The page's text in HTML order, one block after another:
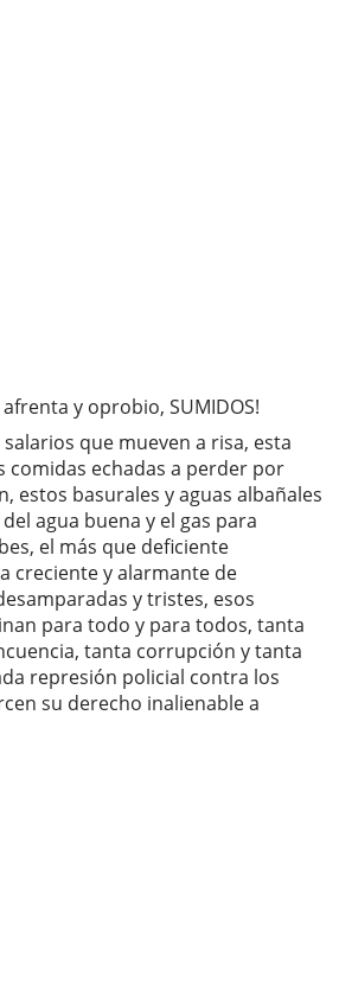
y oprobio, SUMIDOS!
que mueven a risa, esta
comidas echadas a perder por
estos basurales y aguas albañales
agua buena y el gas para
el más que deficiente
creciente y alarmante de
y tristes, esos
para todo y para todos, tanta
tanta corrupción y tanta
represión policial contra los
su derecho inalienable a